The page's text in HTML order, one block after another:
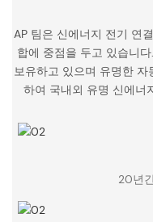
AP 팀은 신에너지 전기 연
합에 중점을 두고 있습니
보유하고 있으며 유명한
하여 국내외 유명 신에너
20년